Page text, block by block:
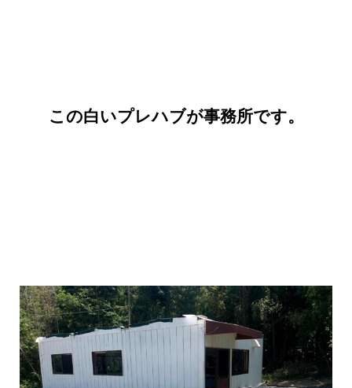
この白いプレハブが事務所です。